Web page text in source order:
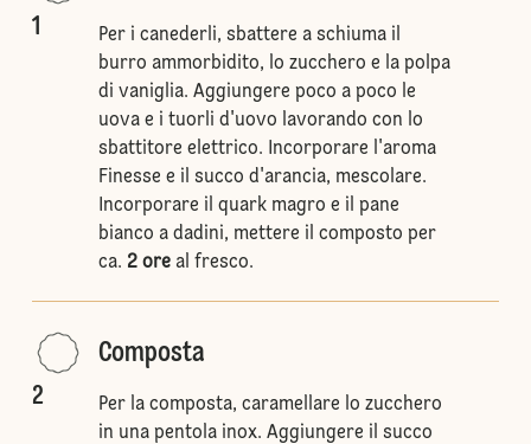
1
Per i canederli, sbattere a schiuma il
burro ammorbidito, lo zucchero e la polpa
di vaniglia. Aggiungere poco a poco le
uova e i tuorli d'uovo lavorando con lo
sbattitore elettrico. Incorporare l'aroma
Finesse e il succo d'arancia, mescolare.
Incorporare il quark magro e il pane
bianco a dadini, mettere il composto per
ca. 2 oreal fresco.
2
Composta
Per la composta, caramellare lo zucchero
in una pentola inox. Aggiungere il succo